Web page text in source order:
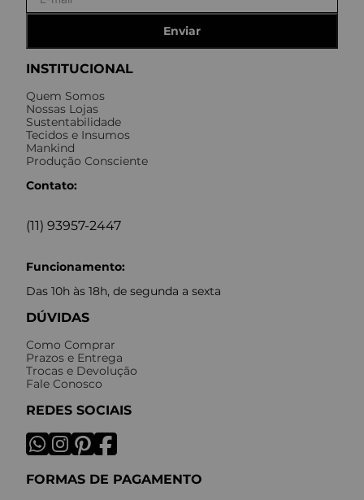
INSTITUCIONAL
Quem Somos
Nossas Lojas
Sustentabilidade
Tecidos e Insumos
Mankind
Produção Consciente
Contato:
(11) 93957-2447
Funcionamento:
Das 10h às 18h, de segunda a sexta
DÚVIDAS
Como Comprar
Prazos e Entrega
Trocas e Devolução
Fale Conosco
REDES SOCIAIS
FORMAS DE PAGAMENTO
Enviar